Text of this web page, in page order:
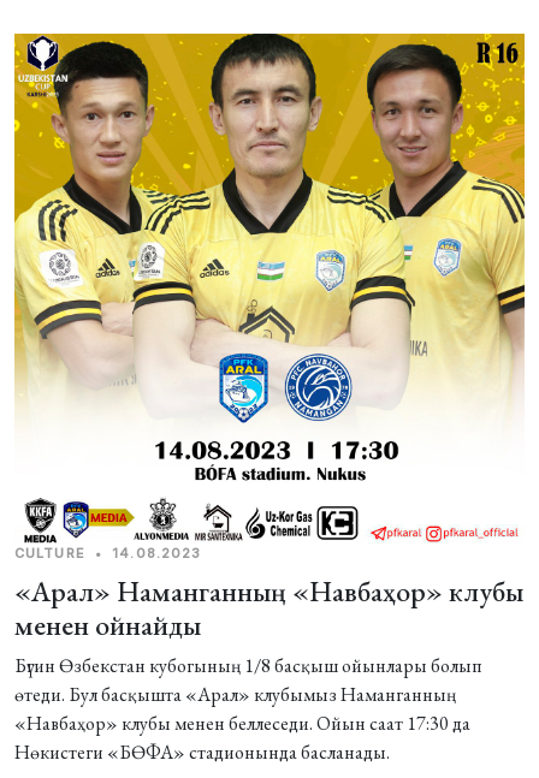
CULTURE • 14.08.2023
«Арал» Наманганның «Навбаҳор» клубы
менен ойнайды
Бүгин Өзбекстан кубогының 1/8 басқыш ойынлары болып
өтеди. Бул басқышта «Арал» клубымыз Наманганның
«Навбаҳор» клубы менен беллеседи. Ойын саат 17:30 да
Нөкистеги «БӨФА» стадионында басланады.